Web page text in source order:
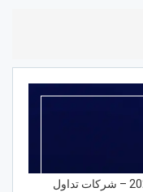
أفضل شركات الفوركس الموثوقة 2026 – شركات تداول